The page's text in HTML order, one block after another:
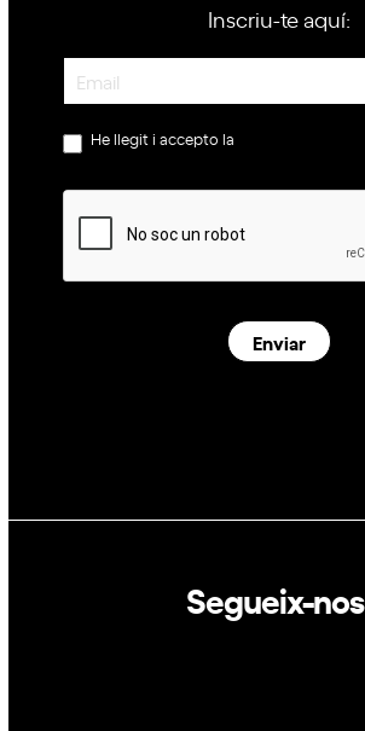
Inscriu-te aquí:
Newsletter
He llegit i accepto la
Enviar
Segueix-nos